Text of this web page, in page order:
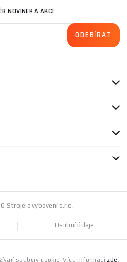
NOVINEK A AKCÍ
Stroje a vybavení s.r.o.
Osobní údaje
soubory cookie. Více informací zde .